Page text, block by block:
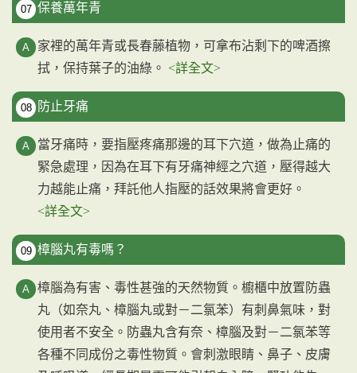
07 保養萬年青
家裡的萬年青或長春藤植物，可拿布沾剩下的啤酒擦
拭，保持葉子的油綠。 <詳全文>
08 防止牙痛
當牙痛時，要指壓疼痛那邊的耳下穴道，做為止痛的
緊急處理，因為在耳下有牙痛神經之穴道，壓得越大
力越能止痛，拜託他人指壓的話效果將會更好。
<詳全文>
09 樟腦丸有毒嗎？
樟腦為有害、毒性甚強的天然物質。櫥櫃中放置防蟲
丸（如奈丸、樟腦丸或對－二氯苯）有刺鼻氣味，對
使用者不安全。防蟲丸含有奈、樟腦及對－二氯苯等
各種不同成份之毒性物質。會刺激眼睛、鼻子、皮膚